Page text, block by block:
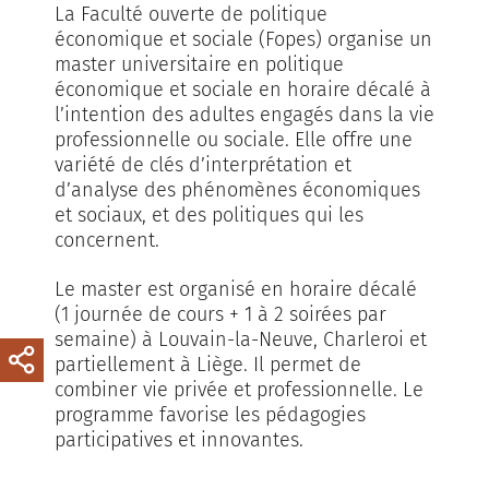
La Faculté ouverte de politique
économique et sociale (Fopes) organise un
master universitaire en politique
économique et sociale en horaire décalé à
l’intention des adultes engagés dans la vie
professionnelle ou sociale. Elle offre une
variété de clés d’interprétation et
d’analyse des phénomènes économiques
et sociaux, et des politiques qui les
concernent.
Le master est organisé en horaire décalé
(1 journée de cours + 1 à 2 soirées par
semaine) à Louvain-la-Neuve, Charleroi et
partiellement à Liège. Il permet de
combiner vie privée et professionnelle. Le
programme favorise les pédagogies
participatives et innovantes.